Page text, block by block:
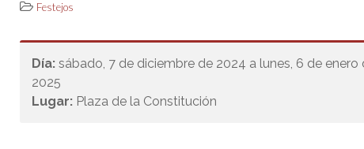
Festejos
Día:sábado, 7 de diciembre de 2024 a lunes, 6 de enero
2025
Lugar: Plaza de la Constitución